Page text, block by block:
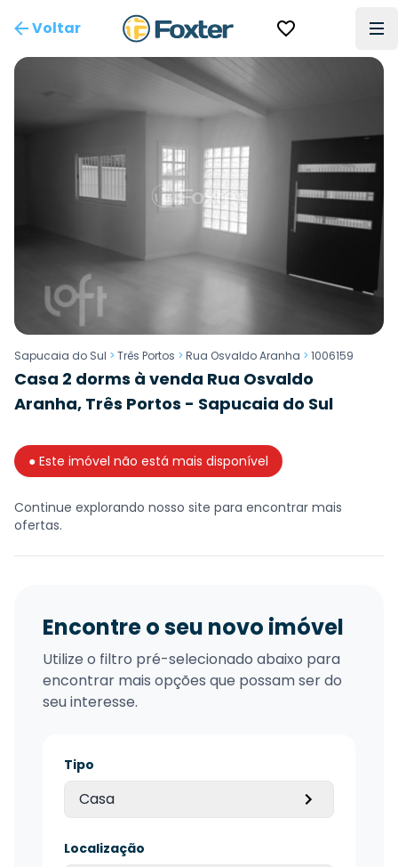
Voltar
Sapucaia do Sul > Três Portos > Rua Osvaldo Aranha > 1006159
Casa 2 dorms à venda Rua Osvaldo
Aranha, Três Portos - Sapucaia do Sul
● Este imóvel não está mais disponível
Continue explorando nosso site para encontrar mais
ofertas.
Encontre o seu novo imóvel
Utilize o filtro pré-selecionado abaixo para
encontrar mais opções que possam ser do
seu interesse.
Tipo
Casa
Localização